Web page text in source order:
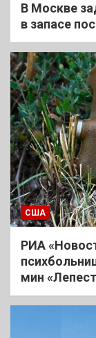
В Москве
в запасе
США
РИА
мин